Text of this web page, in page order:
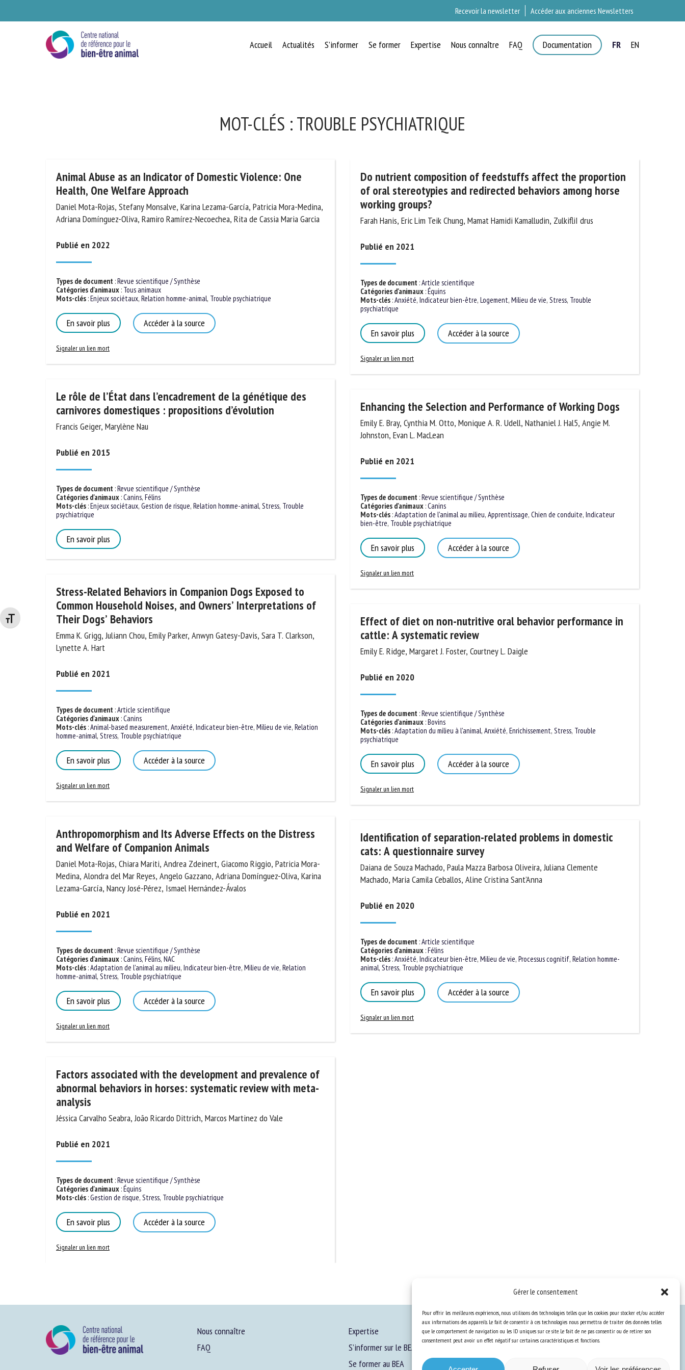
Gérer le consentement
Pour offrir les meilleures expériences, nous utilisons des technologies telles que les cookies pour stocker et/ou accéder
aux informations des appareils. Le fait de consentir à ces technologies nous permettra de traiter des données telles
que le comportement de navigation ou les ID uniques sur ce site. Le fait de ne pas consentir ou de retirer son
consentement peut avoir un effet négatif sur certaines caractéristiques et fonctions.
Changer la taille de la police
Recevoir la newsletter Accéder aux anciennes Newsletters
Accueil Actualités S’informer Se former Expertise Nous connaître FAQ Documentation FR EN
MOT-CLÉS :TROUBLE PSYCHIATRIQUE
Animal Abuse as an Indicator of Domestic Violence: One
Health, One Welfare Approach
Daniel Mota-Rojas, Stefany Monsalve, Karina Lezama-García, Patricia Mora-
Medina, Adriana Domínguez-Oliva, Ramiro Ramírez-Necoechea, Rita de Cassia
Types de document:Revue scientifique / Synthèse
Catégories d'animaux:Tous animaux
Mots-clés:Enjeux sociétaux ,Relation homme-animal,
En savoir plus Accéder à la source
Le rôle de l’État dans l’encadrement de la génétique des
carnivores domestiques : propositions d’évolution
Types de document:Revue scientifique / Synthèse
Catégories d'animaux:Canins,Félins
Mots-clés:Enjeux sociétaux
psychiatrique
En savoir plus
Stress-Related Behaviors in Companion Dogs Exposed to
Common Household Noises, and Owners’ Interpretations of
Their Dogs’ Behaviors
Emma K. Grigg, Juliann Chou, Emily Parker, Anwyn Gatesy-Davis, Sara T. Clarkson,
Types de document:Article scientifique
Catégories d'animaux:Canins
Mots-clés:Animal-based measurement,Anxiété
homme-animal,Stress Trouble psychiatrique
En savoir plus Accéder à la source
Anthropomorphism and Its Adverse Effects on the Distress
and Welfare of Companion Animals
Daniel Mota-Rojas, Chiara Mariti, Andrea Zdeinert, Giacomo Riggio, Patricia Mora-
Medina, Alondra del Mar Reyes, Angelo Gazzano, Adriana Domínguez-Oliva,
Types de document:Revue scientifique / Synthèse
Catégories d'animaux:Canins,Félins, NAC
Mots-clés:Adaptation de l'animal au milieu,
homme-animal,Stress Trouble psychiatrique
En savoir plus Accéder à la source
Factors associated with the development and prevalence of
abnormal behaviors in horses: systematic review with meta-
analysis
Types de document:Revue scientifique / Synthèse
Catégories d'animaux:Équins
Mots-clés:Gestion de risque ,Stress,Trouble psychiatrique
En savoir plus Accéder à la source
Do nutrient composition of feedstuffs affect the
proportion of oral stereotypies and redirected behaviors
among horse working groups?
Farah Hanis, Eric Lim Teik Chung, Mamat Hamidi Kamalludin, ZulkifliI drus
Publié en 2021
Types de document: Article scientifique
Catégories d'animaux: Équins
Mots-clés: Anxiété,Indicateur bien-être,Logement,Milieu de vie,Stress,Trouble
psychiatrique
En savoir plus Accéder à la source
Signaler un lien mort
Enhancing the Selection and Performance of Working Dogs
Emily E. Bray, Cynthia M. Otto, Monique A. R. Udell, Nathaniel J. Hal5, Angie M.
Johnston, Evan L. MacLean
Publié en 2021
Types de document: Revue scientifique / Synthèse
Catégories d'animaux: Canins
Mots-clés: Adaptation de l'animal au milieu,Apprentissage,Chien de conduite,Indicateur
bien-être,Trouble psychiatrique
En savoir plus Accéder à la source
Signaler un lien mort
Effect of diet on non-nutritive oral behavior performance in
cattle: A systematic review
Emily E. Ridge, Margaret J. Foster, Courtney L. Daigle
Publié en 2020
Types de document: Revue scientifique / Synthèse
Catégories d'animaux: Bovins
Mots-clés: Adaptation du milieu à l'animal,Anxiété,Enrichissement,Stress,Trouble
psychiatrique
En savoir plus Accéder à la source
Signaler un lien mort
Identification of separation-related problems in domestic
cats: A questionnaire survey
Daiana de Souza Machado, Paula Mazza Barbosa Oliveira, Juliana Clemente
Machado, Maria Camila Ceballos, Aline Cristina Sant’Anna
Publié en 2020
Types de document: Article scientifique
Catégories d'animaux: Félins
Mots-clés: Anxiété,Indicateur bien-être,Milieu de vie,Processus cognitif,Relation homme-
animal,Stress,Trouble psychiatrique
En savoir plus Accéder à la source
Signaler un lien mort
Nous connaître
FAQ
Expertise
S’informer sur le BEA
Se former au BEA
Ressources
BIEN-ÊTRE ANIMAL
Veuillez remplir le formulaire ci-dessous pour vous inscrire à notre newsletter :
*
E-mail *
En soumettant ce formulaire, j'accepte que les informations saisies soient
utilisées dans le cadre de la relation avec le CNR BEA. *